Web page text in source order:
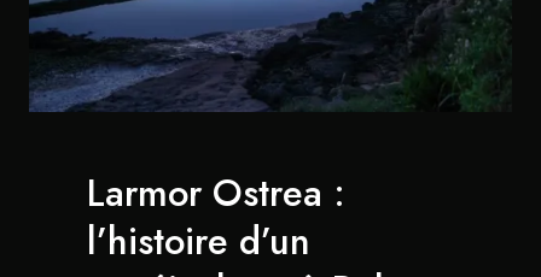
Larmor Ostrea :
l’histoire d’un